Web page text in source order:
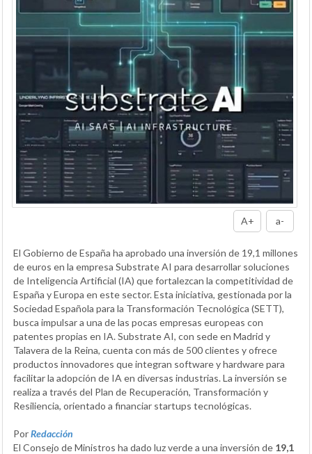
A+ a-
El Gobierno de España ha aprobado una inversión de 19,1 millones
de euros en la empresa Substrate AI para desarrollar soluciones
de Inteligencia Artificial (IA) que fortalezcan la competitividad de
España y Europa en este sector. Esta iniciativa, gestionada por la
Sociedad Española para la Transformación Tecnológica (SETT),
busca impulsar a una de las pocas empresas europeas con
patentes propias en IA. Substrate AI, con sede en Madrid y
Talavera de la Reina, cuenta con más de 500 clientes y ofrece
productos innovadores que integran software y hardware para
facilitar la adopción de IA en diversas industrias. La inversión se
realiza a través del Plan de Recuperación, Transformación y
Resiliencia, orientado a financiar startups tecnológicas.
PorRedacción
El Consejo de Ministros ha dado luz verde a una inversión de 19,1